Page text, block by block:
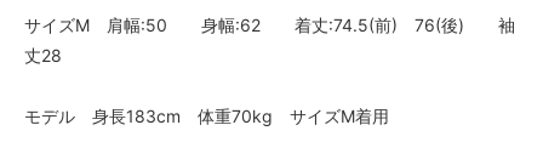
サイズM 肩幅:50 身幅:62 着丈:74.5(前) 76(後) 袖
丈28
モデル 身長183cm 体重70kg サイズM着用